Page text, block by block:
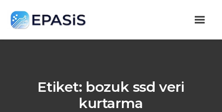
Etiket: bozuk ssd veri
kurtarma